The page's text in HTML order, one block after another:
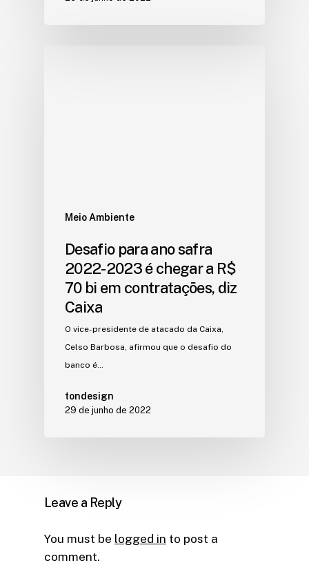
Meio Ambiente
Desafio para ano safra
2022-2023 é chegar a R$
70 bi em contratações, diz
Caixa
O vice-presidente de atacado da Caixa,
Celso Barbosa, afirmou que o desafio do
banco é…
tondesign
29 de junho de 2022
Leave a Reply
You must be logged in to post a
comment.